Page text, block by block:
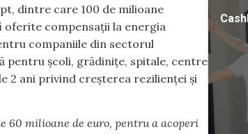
dintre care 100 de milioane
oferite compensații la energia
companiile din sectorul
școli, grădinițe, spitale, centre
2 ani privind creșterea rezilienței și
60 milioane de euro, pentru a acoperi